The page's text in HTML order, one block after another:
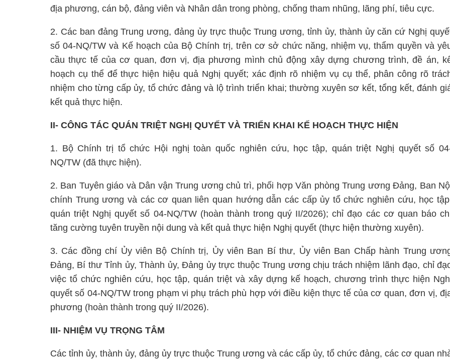
địa phương, cán bộ, đảng viên và Nhân dân trong phòng, chống tham nhũng, lãng phí, tiêu cực.
2. Các ban đảng Trung ương, đảng ủy trực thuộc Trung ương, tỉnh ủy, thành ủy căn cứ Nghị
số 04-NQ/TW và Kế hoạch của Bộ Chính trị, trên cơ sở chức năng, nhiệm vụ, thẩm quyền và
cầu thực tế của cơ quan, đơn vị, địa phương mình chủ động xây dựng chương trình, đề án,
hoạch cụ thể để thực hiện hiệu quả Nghị quyết; xác định rõ nhiệm vụ cụ thể, phân công rõ
nhiệm cho từng cấp ủy, tổ chức đảng và lộ trình triển khai; thường xuyên sơ kết, tổng kết, đánh
kết quả thực hiện.
II- CÔNG TÁC QUÁN TRIỆT NGHỊ QUYẾT VÀ TRIỂN KHAI KẾ HOẠCH THỰC HIỆN
1. Bộ Chính trị tổ chức Hội nghị toàn quốc nghiên cứu, học tập, quán triệt Nghị quyết số
NQ/TW (đã thực hiện).
2. Ban Tuyên giáo và Dân vận Trung ương chủ trì, phối hợp Văn phòng Trung ương Đảng, Ban
chính Trung ương và các cơ quan liên quan hướng dẫn các cấp ủy tổ chức nghiên cứu, học
quán triệt Nghị quyết số 04-NQ/TW (hoàn thành trong quý II/2026); chỉ đạo các cơ quan báo
tăng cường tuyên truyền nội dung và kết quả thực hiện Nghị quyết (thực hiện thường xuyên).
3. Các đồng chí Ủy viên Bộ Chính trị, Ủy viên Ban Bí thư, Ủy viên Ban Chấp hành Trung
Đảng, Bí thư Tỉnh ủy, Thành ủy, Đảng ủy trực thuộc Trung ương chịu trách nhiệm lãnh đạo, chỉ
việc tổ chức nghiên cứu, học tập, quán triệt và xây dựng kế hoạch, chương trình thực hiện
quyết số 04-NQ/TW trong phạm vi phụ trách phù hợp với điều kiện thực tế của cơ quan, đơn vị,
phương (hoàn thành trong quý II/2026).
III- NHIỆM VỤ TRỌNG TÂM
Các tỉnh ủy, thành ủy, đảng ủy trực thuộc Trung ương và các cấp ủy, tổ chức đảng, các cơ quan